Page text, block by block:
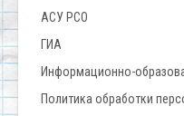
АСУ РСО
ГИА
Информационно-
Политика обработки